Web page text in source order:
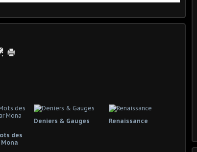
des
Deniers & Gauges Renaissance